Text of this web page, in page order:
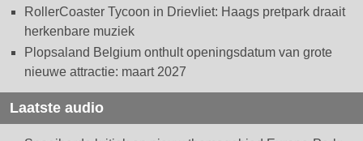
RollerCoaster Tycoon in Drievliet: Haags pretpark draait
herkenbare muziek
Plopsaland Belgium onthult openingsdatum van grote
nieuwe attractie: maart 2027
Laatste audio